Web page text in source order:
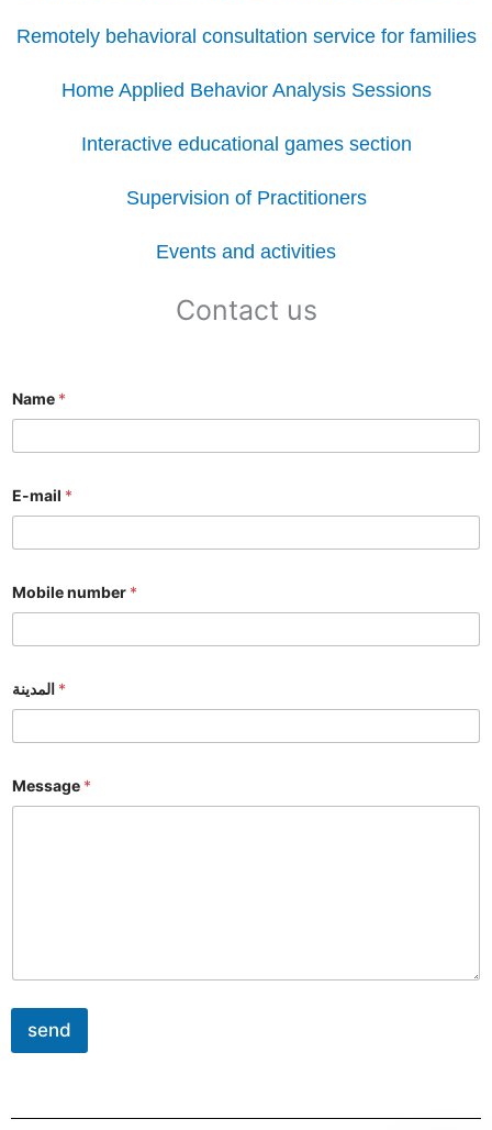
Remotely behavioral consultation service for families
Home Applied Behavior Analysis Sessions
Interactive educational games section
Supervision of Practitioners
Events and activities
Contact us
Name *
E-mail *
Mobile number *
*
Message *
send